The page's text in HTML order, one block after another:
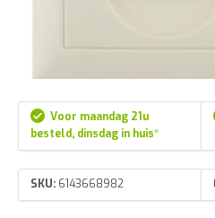
Voor maandag 21u
besteld, dinsdag in huis*
SKU: 6143668982